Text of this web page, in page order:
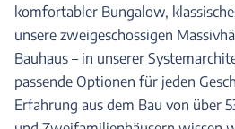
komfortabler Bungalow,
unsere zweigeschossigen
Bauhaus – in unserer
passende Optionen für jeden
Erfahrung aus dem Bau von über